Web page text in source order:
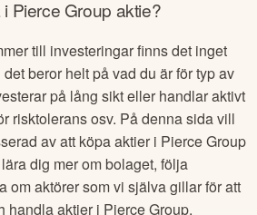
i Pierce Group aktie?
till investeringar finns det inget
beror helt på vad du är för typ av
på lång sikt eller handlar aktivt
risktolerans osv. På denna sida vill
av att köpa aktier i Pierce Group
dig mer om bolaget, följa
om aktörer som vi själva gillar för att
handla aktier i Pierce Group.